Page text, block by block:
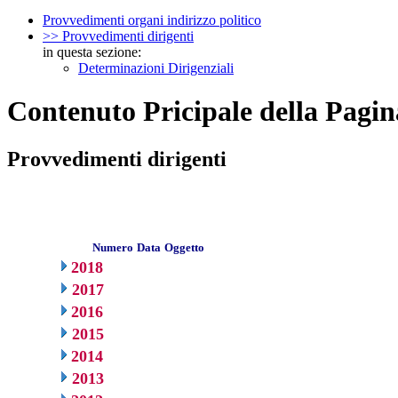
Provvedimenti organi indirizzo politico
>> Provvedimenti dirigenti
in questa sezione:
Determinazioni Dirigenziali
Contenuto Pricipale della
Provvedimenti dirigenti
Numero Data Oggetto
2018
2017
2016
2015
2014
2013